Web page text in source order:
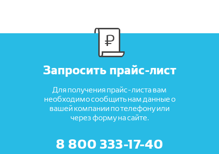
Запросить прайс-лист
Для получения прайс-листа вам
необходимо сообщить нам данные о
вашей компании по телефону или
через форму на сайте.
8 800 333-17-40